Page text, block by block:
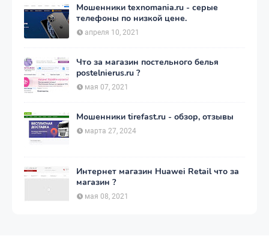
Мошенники texnomania.ru - серые
телефоны по низкой цене.
апреля 10, 2021
Что за магазин постельного белья
postelnierus.ru ?
мая 07, 2021
Мошенники tirefast.ru - обзор, отзывы
марта 27, 2024
Интернет магазин Huawei Retail что за
магазин ?
мая 08, 2021